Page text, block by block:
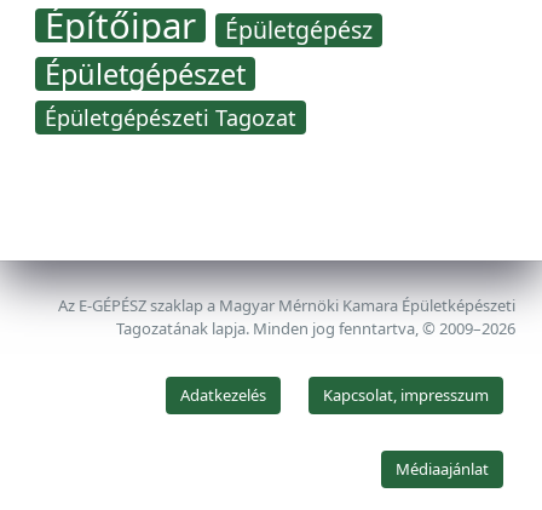
Építőipar Épületgépész
Épületgépészet
Épületgépészeti Tagozat
Az E-GÉPÉSZ szaklap a Magyar Mérnöki Kamara Épületképészeti
Tagozatának lapja. Minden jog fenntartva, © 2009–2026
Adatkezelés Kapcsolat, impresszum
Médiaajánlat